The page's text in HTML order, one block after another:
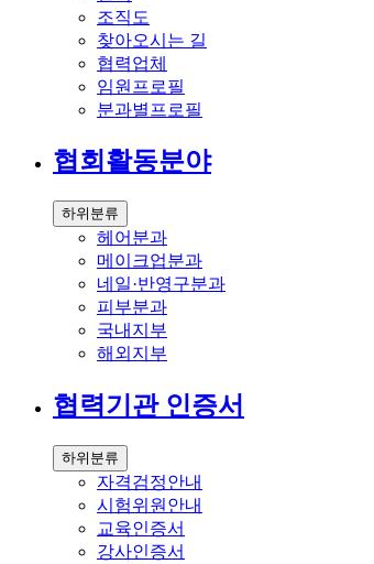
조직도
찾아오시는 길
협력업체
임원프로필
분과별프로필
협회활동분야
하위분류
헤어분과
메이크업분과
네일·반영구분과
피부분과
국내지부
해외지부
협력기관 인증서
하위분류
자격검정안내
시험위원안내
교육인증서
강사인증서